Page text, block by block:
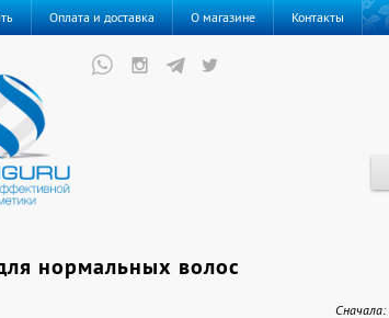
Оплата и доставка О магазине Контакты
нормальных волос
Cначала: